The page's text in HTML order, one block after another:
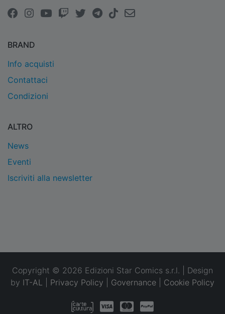
BRAND
Info acquisti
Contattaci
Condizioni
ALTRO
News
Eventi
Iscriviti alla newsletter
Copyright © 2026 Edizioni Star Comics s.r.l. | Design
by IT-AL Privacy Policy Governance Cookie Policy